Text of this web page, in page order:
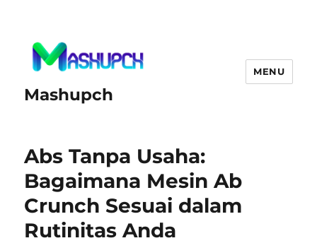
Mashupch
MENU
Abs Tanpa Usaha:
Bagaimana Mesin Ab
Crunch Sesuai dalam
Rutinitas Anda